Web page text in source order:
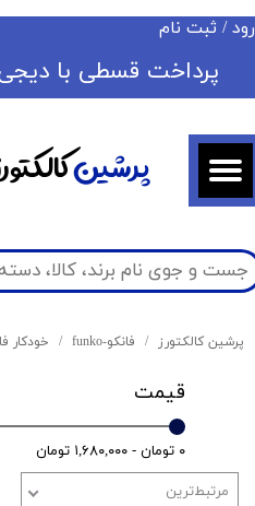
/ ثبت نام
حساب کاربری من
تغییر گذر واژه
سفارشات
خروج از حساب کاربری
​​پرداخت قسطی با
پرشین
پرشین کالکتورز فانکو-funko خودکار
قیمت
۰ تومان - ۱,۶۸۰,۰۰۰ تومان
مرتبط‌ترین